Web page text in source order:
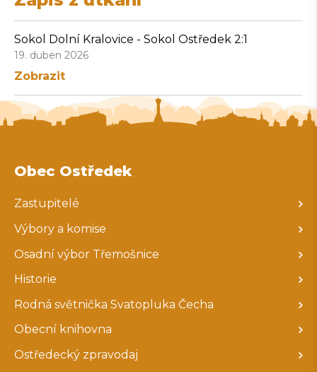
Sokol Dolní Kralovice - Sokol Ostředek 2:1
19. duben 2026
Zobrazit
Obec Ostředek
Zastupitelé
Výbory a komise
Osadní výbor Třemošnice
Historie
Rodná světnička Svatopluka Čecha
Obecní knihovna
Ostředecký zpravodaj